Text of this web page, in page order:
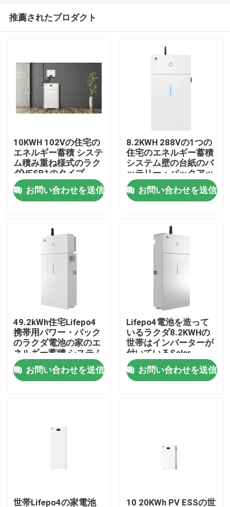
プロダクト
私達について
工場旅行
品質管理
私達に連絡しなさい
鉛の酸の始動機電池
リチウム イオン始動機電池
推薦されたプロダクト
10KWH 102Vの住宅の
エネルギー蓄積 システ
ム積み重ね様式のラク
ダHESB1のタイプ
お問い合わせを送信
8.2KWH 288Vの1つの
住宅のエネルギー蓄積
システム壁の台紙のバ
ッテリー・バックアッ
プ完全に
お問い合わせを送信
49.2kWh住宅Lifepo4
携帯用パワー・パック
のラクダ電池の家のエ
ネルギー蓄積 システム
お問い合わせを送信
Lifepo4電池を造って
いるラクダ8.2KWHの
世帯はインバーターが
付いているSolar
Energy電源を詰める
お問い合わせを送信
世帯Lifepo4の家電池 10 20KWh PV ESSの世